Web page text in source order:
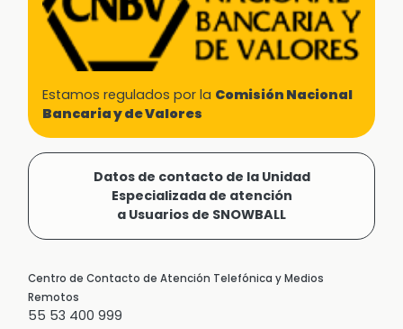
Estamos regulados por la Comisión Nacional
Bancaria y de Valores
Datos de contacto de la Unidad
Especializada de atención
a Usuarios de SNOWBALL
Centro de Contacto de Atención Telefónica y Medios
Remotos
55 53 400 999